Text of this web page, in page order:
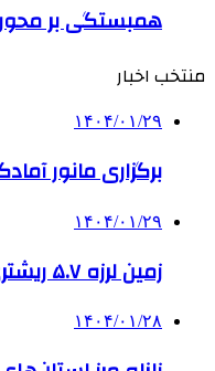
همبستگی بر
منتخب اخبار
۱۴۰۴/۰۱/۲۹
برگزاری مانور آمادگی
۱۴۰۴/۰۱/۲۹
زمین لرزه ۵.۷ ریشتری شمال شیلی را لرزاند
۱۴۰۴/۰۱/۲۸